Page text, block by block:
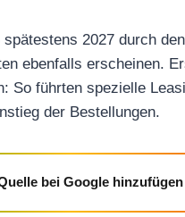
2027 durch
ebenfalls erscheinen.
So führten spezielle
der Bestellungen.
bei Google hinzufügen